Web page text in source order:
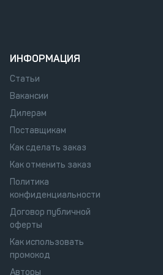
ИНФОРМАЦИЯ
Статьи
Вакансии
Дилерам
Поставщикам
Как сделать заказ
Как отменить заказ
Политика
конфиденциальности
Договор публичной
оферты
Как использовать
промокод
Авторы